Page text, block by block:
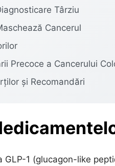
Târziu
Cancerul
Precoce a Cancerului
și Recomandări
GLP-1 (glucagon-like